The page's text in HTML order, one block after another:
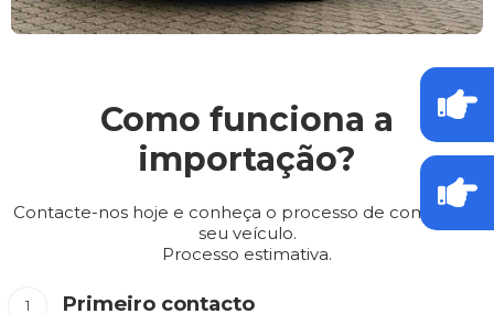
Como funciona a
importação?
Contacte-nos hoje e conheça o processo de compra do
seu veículo.
Processo estimativa.
Primeiro contacto